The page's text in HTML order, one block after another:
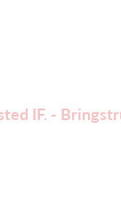
IF. -